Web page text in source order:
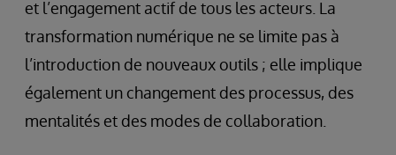
et l’engagement actif de tous les acteurs. La
transformation numérique ne se limite pas à
l’introduction de nouveaux outils ; elle implique
également un changement des processus, des
mentalités et des modes de collaboration.